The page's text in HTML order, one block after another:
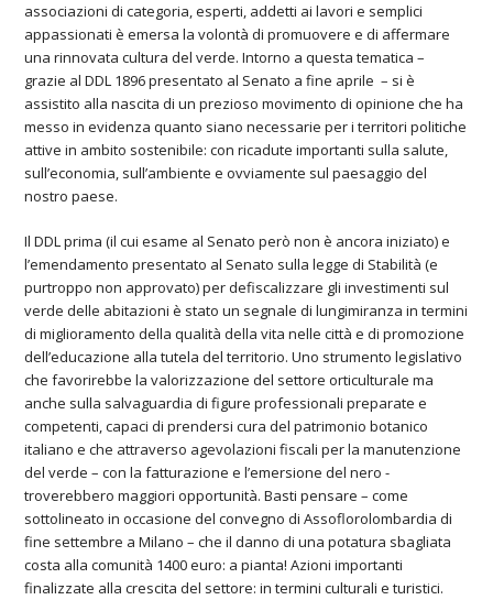
associazioni di categoria, esperti, addetti ai lavori e semplici
appassionati è emersa la volontà di promuovere e di affermare
una rinnovata cultura del verde. Intorno a questa tematica –
grazie alDDL 1896presentato al Senato a fine aprile – si è
assistito alla nascita diun prezioso movimento di opinione che ha
messo in evidenza quanto siano necessarie per i territori politiche
attive in ambito sostenibile: con ricadute importanti sulla salute,
sull’economia, sull’ambiente e ovviamente sul paesaggio del
nostro paese.
Il DDL prima (il cui esame al Senato però non è ancora iniziato) e
l’emendamento presentato al Senato sulla legge di Stabilità (e
purtroppo non approvato) per defiscalizzare gli investimenti sul
verde delle abitazioni è stato un segnale di lungimiranza in termini
di miglioramento della qualità della vita nelle città e di promozione
dell’educazione alla tutela del territorio. Uno strumento legislativo
che favorirebbe la valorizzazione del settore orticulturale ma
anche sulla salvaguardia di figure professionali preparate e
competenti, capaci di prendersi cura del patrimonio botanico
italiano e che attraverso agevolazioni fiscali per la manutenzione
del verde – con la fatturazione e l’emersione del nero -
troverebbero maggiori opportunità. Basti pensare – come
sottolineato in occasione del convegno diAssoflorolombardia di
fine settembre a Milano – che il danno di una potatura sbagliata
costa alla comunità 1400 euro: a pianta! Azioni importanti
finalizzate alla crescita del settore: in termini culturali e turistici.